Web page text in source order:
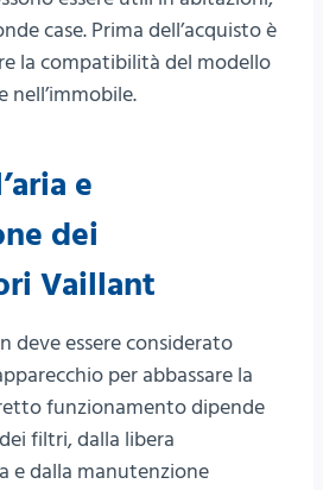
case. Prima dell’acquisto è
la compatibilità del modello
nell’immobile.
e
dei
Vaillant
deve essere considerato
per abbassare la
funzionamento dipende
filtri, dalla libera
e dalla manutenzione